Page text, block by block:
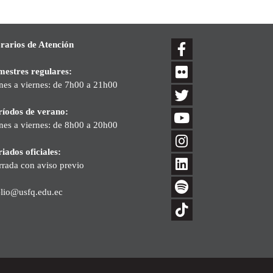
de Atención
regulares:
a viernes: de 7h00 a 21h00
de verano:
a viernes: de 8h00 a 20h00
oficiales:
con aviso previo